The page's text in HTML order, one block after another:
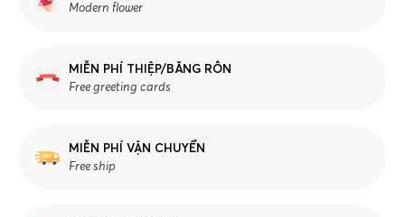
Modern flower
MIỄN PHÍ THIỆP/BĂNG RÔN
Free greeting cards
MIỄN PHÍ VẬN CHUYỂN
Free ship